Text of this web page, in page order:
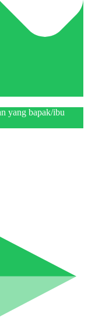
yang bapak/ibu